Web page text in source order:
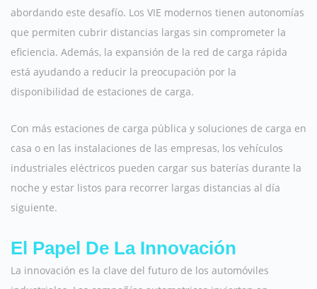
abordando este desafío. Los VIE modernos tienen autonomías
que permiten cubrir distancias largas sin comprometer la
eficiencia. Además, la expansión de la red de carga rápida
está ayudando a reducir la preocupación por la
disponibilidad de estaciones de carga.
Con más estaciones de carga pública y soluciones de carga en
casa o en las instalaciones de las empresas, los vehículos
industriales eléctricos pueden cargar sus baterías durante la
noche y estar listos para recorrer largas distancias al día
siguiente.
El Papel De La Innovación
La innovación es la clave del futuro de los automóviles